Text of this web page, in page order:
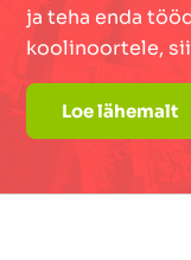
ja teha enda
koolinoortele,
Loe lähemalt